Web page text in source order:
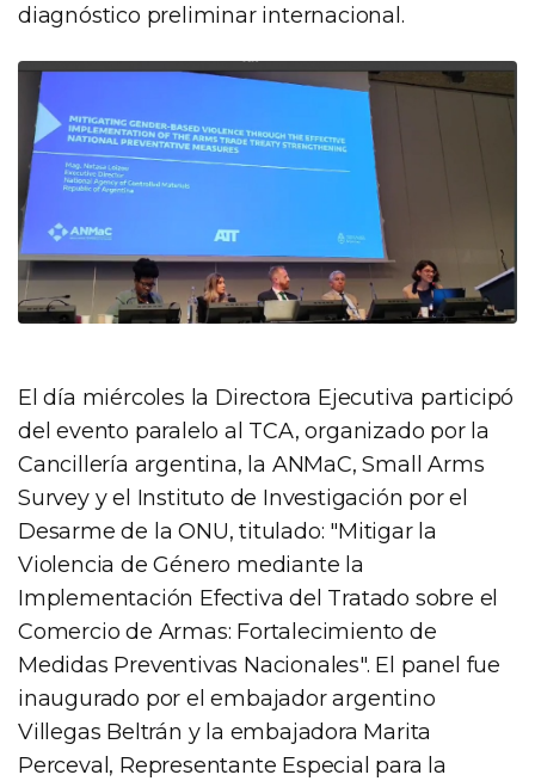
diagnóstico preliminar internacional.
El día miércoles la Directora Ejecutiva participó
del evento paralelo al TCA, organizado por la
Cancillería argentina, la ANMaC, Small Arms
Survey y el Instituto de Investigación por el
Desarme de la ONU, titulado: "Mitigar la
Violencia de Género mediante la
Implementación Efectiva del Tratado sobre el
Comercio de Armas: Fortalecimiento de
Medidas Preventivas Nacionales". El panel fue
inaugurado por el embajador argentino
Villegas Beltrán y la embajadora Marita
Perceval, Representante Especial para la